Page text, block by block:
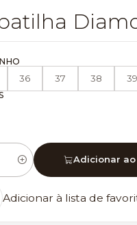
36 37 38 39
Adicionar
Adicionar à lista de